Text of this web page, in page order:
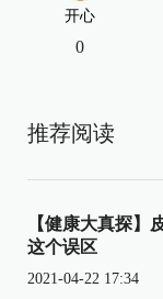
开心
0
推荐阅读
【健康大真探】
这个误区
2021-04-22 17:34